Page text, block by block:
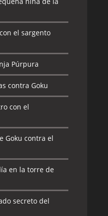
el sargento
Púrpura
contra Goku
con el
Goku contra el
en la torre de
secreto del